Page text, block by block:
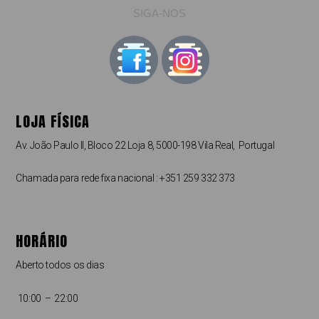
SIGA-NOS
LOJA FÍSICA
Av. João Paulo II, Bloco 22 Loja 8, 5000-198 Vila Real, Portugal
Chamada para rede fixa nacional : +351 259 332 373
HORÁRIO
Aberto todos os dias
10:00 – 22:00